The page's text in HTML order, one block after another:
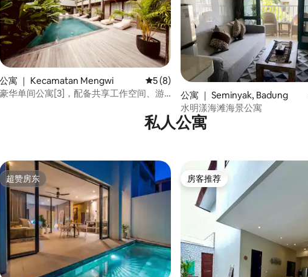
分（满分 5 分），共 3 条评价
公寓 ｜ Kecamatan Mengwi 平均评分 5 分（满分 5 分），共 8 条评价
5 (8)
豪华单间公寓[3]，配备共享工作空间、游
公寓 ｜ Seminyak, Badung
水明漾海滩海景公寓
私人公寓
超赞房东
超赞房东 房客推荐
房客推荐